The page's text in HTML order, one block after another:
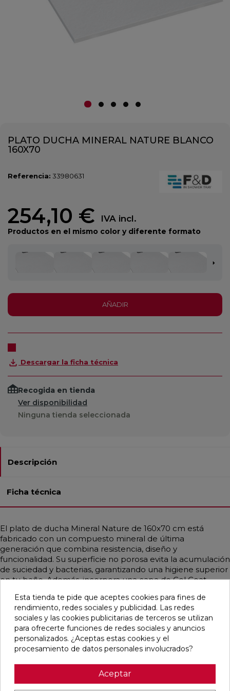
PLATO DUCHA MINERAL NATURE BLANCO
160X70
Referencia: 33980631
254,10 € IVA incl.
Productos en el mismo color y diferente formato
AÑADIR
Descargar la ficha técnica
Recogida en tienda
Ver disponibilidad
Ninguna tienda seleccionada
Descripción
Ficha técnica
El plato de ducha Mineral Nature de 160x70 cm está
fabricado con un compuesto mineral de última
generación que combina resistencia, diseño y
funcionalidad. Su superficie no porosa evita la acumulación
de suciedad y bacterias, garantizando una higiene superior
en tu baño. Además, incorpora una capa de Gel Coat
impactos y productos químicos. Disponible en varios
colores, su acabado moderno y elegante en textura
pizarra lo convierte en una opción ideal para espacios
contemporáneos. Una solución práctica, segura y duradera
que eleva el confort de tu zona de ducha.
Esta tienda te pide que aceptes cookies para fines de
rendimiento, redes sociales y publicidad. Las redes
sociales y las cookies publicitarias de terceros se utilizan
para ofrecerte funciones de redes sociales y anuncios
personalizados. ¿Aceptas estas cookies y el
procesamiento de datos personales involucrados?
Aceptar